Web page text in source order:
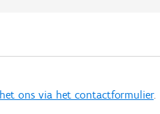
ons via het contactformulier.